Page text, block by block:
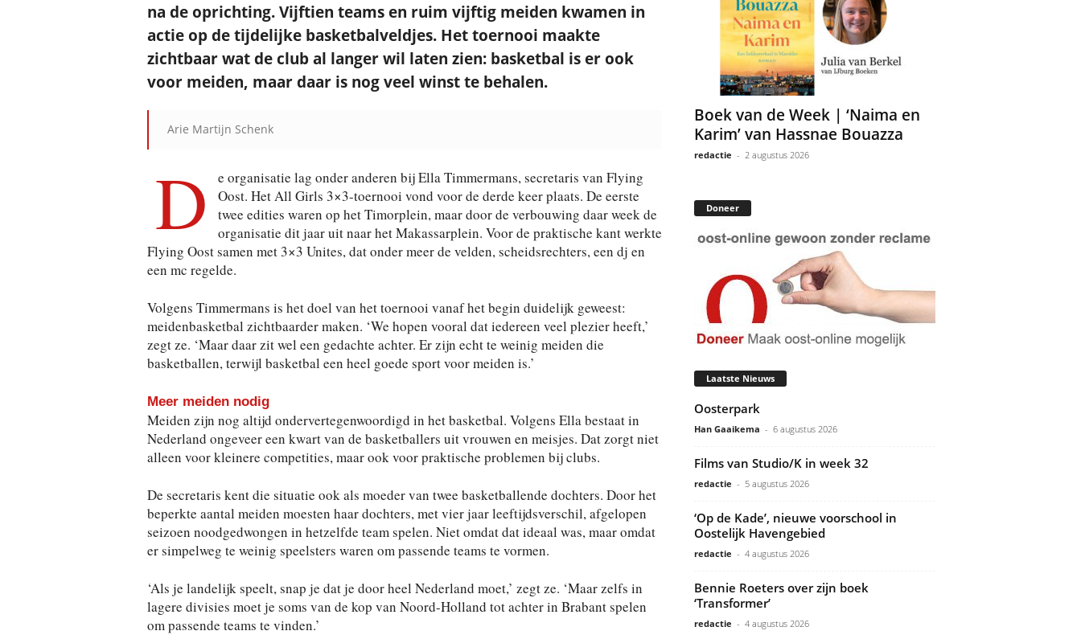
na de oprichting. Vijftien teams en ruim vijftig meiden kwamen in
actie op de tijdelijke basketbalveldjes. Het toernooi maakte
zichtbaar wat de club al langer wil laten zien: basketbal is er ook
voor meiden, maar daar is nog veel winst te behalen.
Arie Martijn Schenk
D
e organisatie lag onder anderen bij Ella Timmermans, secretaris van Flying
Oost. Het All Girls 3×3-toernooi vond voor de derde keer plaats. De eerste
twee edities waren op het Timorplein, maar door de verbouwing daar week de
organisatie dit jaar uit naar het Makassarplein. Voor de praktische kant werkte
Flying Oost samen met 3×3 Unites, dat onder meer de velden, scheidsrechters, een dj en
een mc regelde.
Volgens Timmermans is het doel van het toernooi vanaf het begin duidelijk geweest:
meidenbasketbal zichtbaarder maken. ‘We hopen vooral dat iedereen veel plezier heeft,’
zegt ze. ‘Maar daar zit wel een gedachte achter. Er zijn echt te weinig meiden die
basketballen, terwijl basketbal een heel goede sport voor meiden is.’
Meer meiden nodig
Meiden zijn nog altijd ondervertegenwoordigd in het basketbal. Volgens Ella bestaat in
Nederland ongeveer een kwart van de basketballers uit vrouwen en meisjes. Dat zorgt niet
alleen voor kleinere competities, maar ook voor praktische problemen bij clubs.
De secretaris kent die situatie ook als moeder van twee basketballende dochters. Door het
beperkte aantal meiden moesten haar dochters, met vier jaar leeftijdsverschil, afgelopen
seizoen noodgedwongen in hetzelfde team spelen. Niet omdat dat ideaal was, maar omdat
er simpelweg te weinig speelsters waren om passende teams te vormen.
‘Als je landelijk speelt, snap je dat je door heel Nederland moet,’ zegt ze. ‘Maar zelfs in
lagere divisies moet je soms van de kop van Noord-Holland tot achter in Brabant spelen
om passende teams te vinden.’
Boek van de Week | ‘Naima en
Karim’ van Hassnae Bouazza
redactie - 2 augustus 2026
Doneer
Laatste Nieuws
Oosterpark
Han Gaaikema - 6 augustus 2026
Films van Studio/K in week 32
redactie - 5 augustus 2026
‘Op de Kade’, nieuwe voorschool in
Oostelijk Havengebied
redactie - 4 augustus 2026
Bennie Roeters over zijn boek
‘Transformer’
redactie - 4 augustus 2026